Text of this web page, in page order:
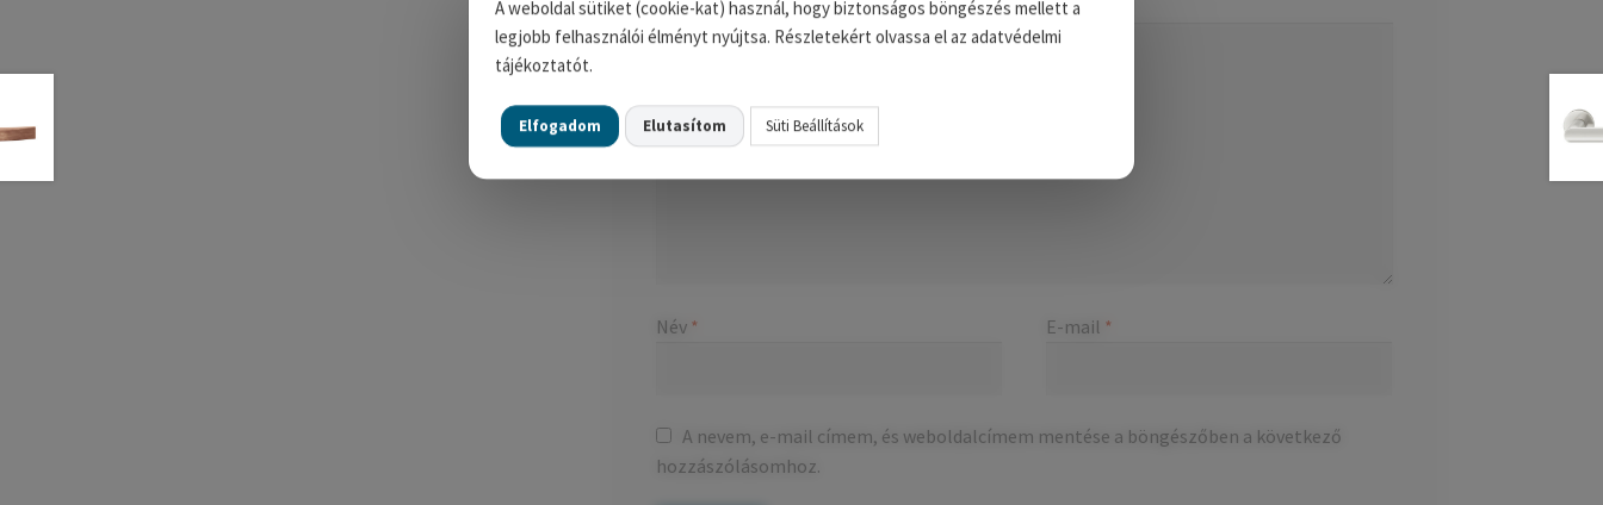
Értékelésed*
Név * E-mail *
A nevem, e-mail címem, és weboldalcímem mentése a böngészőben a következő
hozzászólásomhoz.
A weboldal sütiket (cookie-kat) használ, hogy biztonságos böngészés mellett a
legjobb felhasználói élményt nyújtsa. Részletekért olvassa el az adatvédelmi
tájékoztatót.
Elfogadom Elutasítom Süti Beállítások